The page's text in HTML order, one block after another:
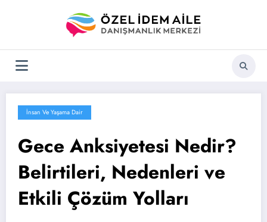
İnsan Ve Yaşama Dair
Gece Anksiyetesi Nedir?
Belirtileri, Nedenleri ve
Etkili Çözüm Yolları